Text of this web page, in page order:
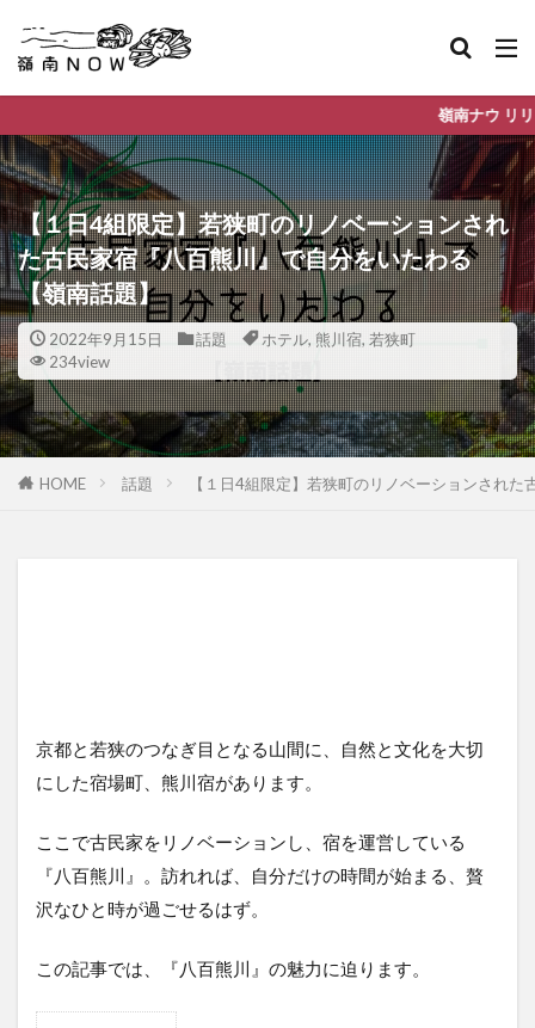
嶺南ナウ リリースしました。こ
【１日4組限定】若狭町のリノベーションされ
た古民家宿『八百熊川』で自分をいたわる
【嶺南話題】
2022年9月15日 話題 ホテル, 熊川宿, 若狭町
234view
HOME 話題 【１日4組限定】若狭町のリノベーションされ
京都と若狭のつなぎ目となる山間に、自然と文化を大切
にした宿場町、熊川宿があります。
ここで古民家をリノベーションし、宿を運営している
『八百熊川』。訪れれば、自分だけの時間が始まる、贅
沢なひと時が過ごせるはず。
この記事では、『八百熊川』の魅力に迫ります。